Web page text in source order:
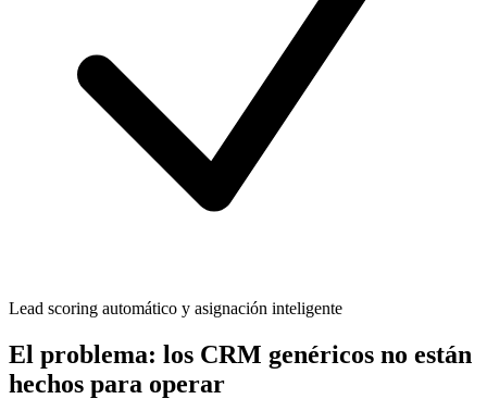
Lead scoring automático y asignación inteligente
El problema: los CRM genéricos no están
hechos para operar